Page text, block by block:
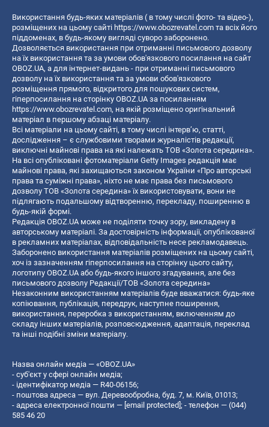
Використання будь-яких матеріалів ( в тому числі фото- та відео-),
розміщених на цьому сайті https://www.obozrevatel.com та всіх його
піддоменах, в будь-якому вигляді суворо заборонено.
Дозволяється використання при отриманні письмового дозволу
на їх використання та за умови обов'язкового посилання на сайт
OBOZ.UA, а для інтернет-видань - при отриманні письмового
дозволу на їх використання та за умови обов'язкового
розміщення прямого, відкритого для пошукових систем,
гіперпосилання на сторінку OBOZ.UA за посиланням
https://www.obozrevatel.com, на якій розміщено оригінальний
матеріал в першому абзаці матеріалу.
Всі матеріали на цьому сайті, в тому числі інтерв’ю, статті,
дослідження – є службовими творами журналістів редакції,
виключні майнові права на які належать ТОВ «Золота середина».
На всі опубліковані фотоматеріали Getty Images редакція має
майнові права, які захищаються законом України «Про авторські
права та суміжні права», ніхто не має права без письмового
дозволу ТОВ «Золота середина» їх використовувати, вони не
підлягають подальшому відтворенню, перекладу, поширенню в
будь-якій формі.
Редакція OBOZ.UA може не поділяти точку зору, викладену в
авторському матеріалі. За достовірність інформації, опублікованої
в рекламних матеріалах, відповідальність несе рекламодавець.
Заборонено використання матеріалів розміщених на цьому сайті,
хоч із зазначенням гіперпосилання на сторінку цього сайту,
логотипу OBOZ.UA або будь-якого іншого згадування, але без
письмового дозволу Редакції/ТОВ «Золота середина»
Незаконним використанням матеріалів буде вважатися: будь-яке
копiювання, публiкацiя, передрук, наступне поширення,
використання, переробка з використанням, включенням до
складу інших матеріалів, розповсюдження, адаптація, переклад
та інші подібні зміни матеріалу.
Назва онлайн медіа — «OBOZ.UA»
- суб'єкт у сфері онлайн медіа;
- ідентифікатор медіа — R40-06156;
- поштова адреса — вул. Деревообробна, буд. 7, м. Київ, 01013;
- адреса електронної пошти — [email protected] ; - телефон — (044)
585 46 20